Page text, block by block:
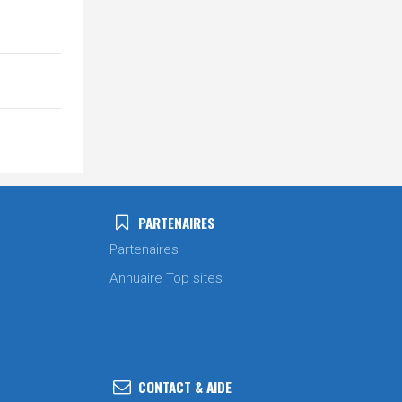
PARTENAIRES
Partenaires
Annuaire Top sites
CONTACT & AIDE